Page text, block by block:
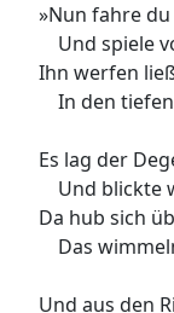
»Nun fahre
Und spiele
Ihn werfen
In den
Es lag der
Und blickte
Da hub sich
Das
Und aus den